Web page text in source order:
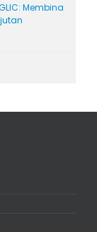
Membina